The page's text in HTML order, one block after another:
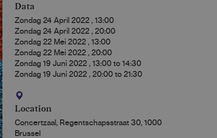
Data
Zondag 24 April 2022 ,13:00
Zondag 24 April 2022 ,20:00
Zondag 22 Mei 2022 ,13:00
Zondag 22 Mei 2022 ,20:00
Zondag 19 Juni 2022 ,13:00to 14:30
Zondag 19 Juni 2022 ,20:00to 21:30
Location
Concertzaal, Regentschapsstraat 30, 1000
Brussel